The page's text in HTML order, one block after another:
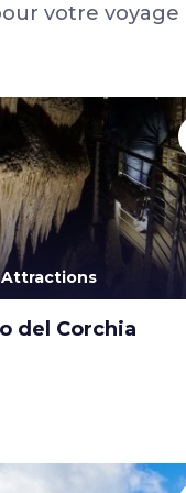
votre voyage
Attractions
del Corchia